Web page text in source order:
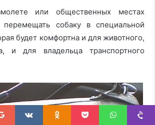
или общественных местах
перемещать собаку в специальной
будет комфортна и для животного,
и для владельца транспортного